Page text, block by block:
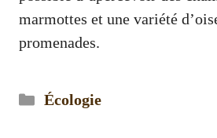
marmottes et une variété
promenades.
Catégories
Écologie